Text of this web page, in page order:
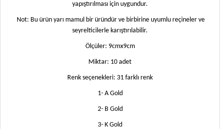
yapıştırılması için uygundur.
Not: Bu ürün yarı mamul bir üründür ve birbirine uyumlu reçineler ve
seyrelticilerle karıştırılabilir.
Ölçüler: 9cmx9cm
Miktar: 10 adet
Renk seçenekleri: 31 farklı renk
1- A Gold
2- B Gold
3- K Gold